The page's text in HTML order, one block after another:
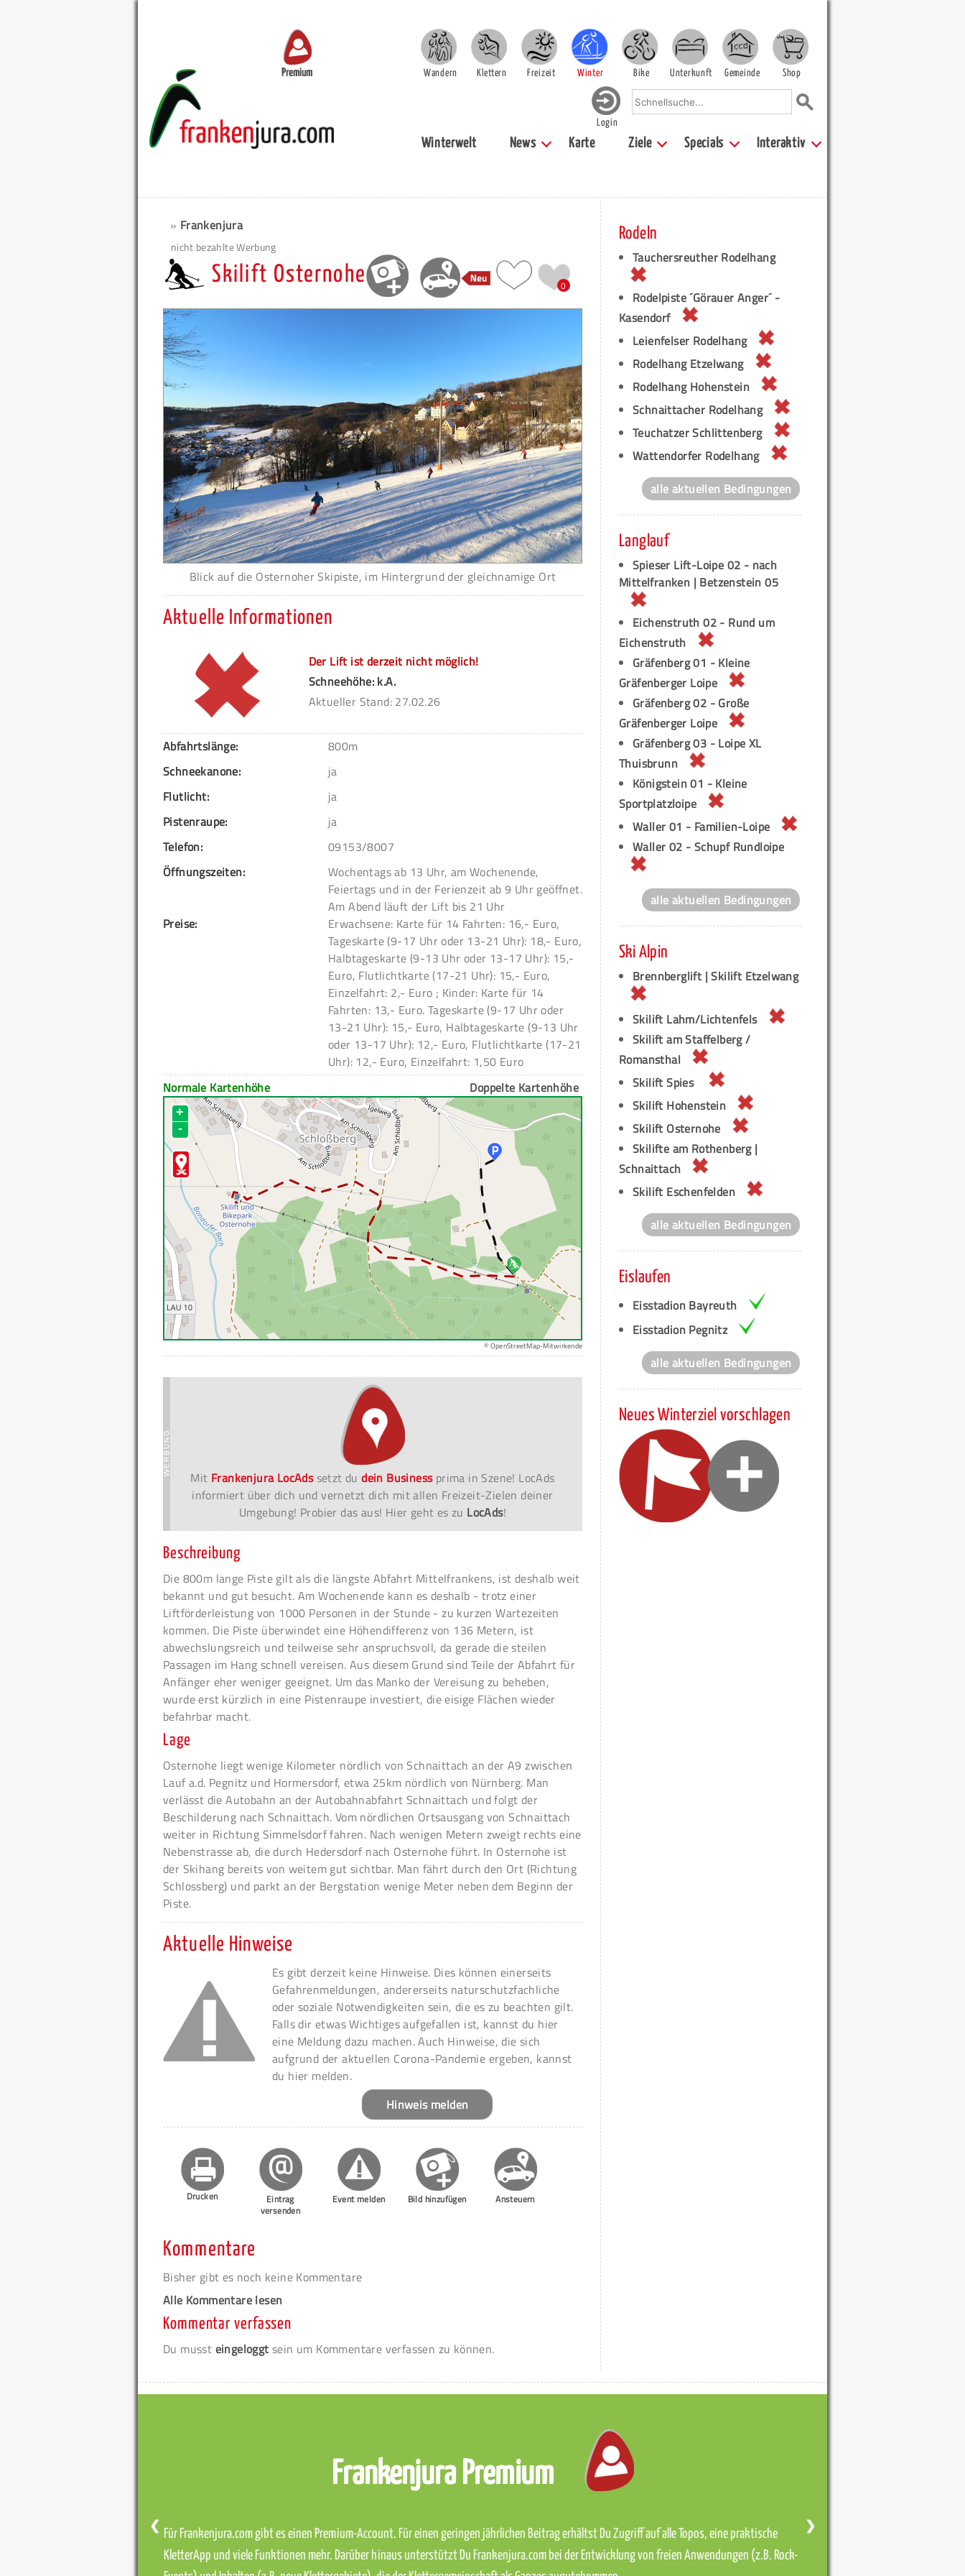
Premium Wandern Klettern Freizeit Winter Bike Unterkunft Gemeinde Shop
Login
Winterwelt News Karte Ziele Specials Interaktiv
» Frankenjura
nicht bezahlte Werbung
Skilift Osternohe 0
Blick auf die Osternoher Skipiste, im Hintergrund der gleichnamige Ort
Aktuelle Informationen
Der Lift ist derzeit nicht möglich!
Schneehöhe: k.A.
Aktueller Stand: 27.02.26
Abfahrtslänge:
800m
Schneekanone:
ja
Flutlicht:
ja
Pistenraupe:
ja
Telefon:
09153/8007
Öffnungszeiten:
Wochentags ab 13 Uhr, am Wochenende,
Feiertags und in der Ferienzeit ab 9 Uhr geöffnet.
Am Abend läuft der Lift bis 21 Uhr
Preise:
Erwachsene: Karte für 14 Fahrten: 16,- Euro,
Tageskarte (9-17 Uhr oder 13-21 Uhr): 18,- Euro,
Halbtageskarte (9-13 Uhr oder 13-17 Uhr): 15,-
Euro, Flutlichtkarte (17-21 Uhr): 15,- Euro,
Einzelfahrt: 2,- Euro ; Kinder: Karte für 14
Fahrten: 13,- Euro. Tageskarte (9-17 Uhr oder
13-21 Uhr): 15,- Euro, Halbtageskarte (9-13 Uhr
oder 13-17 Uhr): 12,- Euro, Flutlichtkarte (17-21
Uhr): 12,- Euro, Einzelfahrt: 1,50 Euro
Normale Kartenhöhe
Doppelte Kartenhöhe
+
-
© OpenStreetMap-Mitwirkende
Mit Frankenjura LocAdssetzt dudein Businessprima in Szene! LocAds
informiert über dich und vernetzt dich mit allen Freizeit-Zielen deiner
Umgebung! Probier das aus! Hier geht es zu LocAds!
Beschreibung
Die 800m lange Piste gilt als die längste Abfahrt Mittelfrankens, ist deshalb weit
bekannt und gut besucht. Am Wochenende kann es deshalb - trotz einer
Liftförderleistung von 1000 Personen in der Stunde - zu kurzen Wartezeiten
kommen. Die Piste überwindet eine Höhendifferenz von 136 Metern, ist
abwechslungsreich und teilweise sehr anspruchsvoll, da gerade die steilen
Passagen im Hang schnell vereisen. Aus diesem Grund sind Teile der Abfahrt für
Anfänger eher weniger geeignet. Um das Manko der Vereisung zu beheben,
wurde erst kürzlich in eine Pistenraupe investiert, die eisige Flächen wieder
befahrbar macht.
Lage
Osternohe liegt wenige Kilometer nördlich von Schnaittach an der A9 zwischen
Lauf a.d. Pegnitz und Hormersdorf, etwa 25km nördlich von Nürnberg. Man
verlässt die Autobahn an der Autobahnabfahrt Schnaittach und folgt der
Beschilderung nach Schnaittach. Vom nördlichen Ortsausgang von Schnaittach
weiter in Richtung Simmelsdorf fahren. Nach wenigen Metern zweigt rechts eine
Nebenstrasse ab, die durch Hedersdorf nach Osternohe führt. In Osternohe ist
der Skihang bereits von weitem gut sichtbar. Man fährt durch den Ort (Richtung
Schlossberg) und parkt an der Bergstation wenige Meter neben dem Beginn der
Piste.
Aktuelle Hinweise
Es gibt derzeit keine Hinweise. Dies können einerseits
Gefahrenmeldungen, andererseits naturschutzfachliche
oder soziale Notwendigkeiten sein, die es zu beachten gilt.
Falls dir etwas Wichtiges aufgefallen ist, kannst du hier
eine Meldung dazu machen. Auch Hinweise, die sich
aufgrund der aktuellen Corona-Pandemie ergeben, kannst
du hier melden.
Hinweis melden
Drucken
Eintrag
versenden
Event melden Bild hinzufügen Ansteuern
Kommentare
Bisher gibt es noch keine Kommentare
Alle Kommentare lesen
Kommentar verfassen
Du musst eingeloggt sein um Kommentare verfassen zu können.
Rodeln
Tauchersreuther Rodelhang
Rodelpiste ´Görauer Anger´ -
Kasendorf
Leienfelser Rodelhang
Rodelhang Etzelwang
Rodelhang Hohenstein
Schnaittacher Rodelhang
Teuchatzer Schlittenberg
Wattendorfer Rodelhang
alle aktuellen Bedingungen
Langlauf
Spieser Lift-Loipe 02 - nach
Mittelfranken | Betzenstein 05
Eichenstruth 02 - Rund um
Eichenstruth
Gräfenberg 01 - Kleine
Gräfenberger Loipe
Gräfenberg 02 - Große
Gräfenberger Loipe
Gräfenberg 03 - Loipe XL
Thuisbrunn
Königstein 01 - Kleine
Sportplatzloipe
Waller 01 - Familien-Loipe
Waller 02 - Schupf Rundloipe
alle aktuellen Bedingungen
Ski Alpin
Brennberglift | Skilift Etzelwang
Skilift Lahm/Lichtenfels
Skilift am Staffelberg /
Romansthal
Skilift Spies
Skilift Hohenstein
Skilift Osternohe
Skilifte am Rothenberg |
Schnaittach
Skilift Eschenfelden
alle aktuellen Bedingungen
Eislaufen
Eisstadion Bayreuth
Eisstadion Pegnitz
alle aktuellen Bedingungen
Neues Winterziel vorschlagen
Frankenjura Premium
Für Frankenjura.com gibt es einen Premium-Account. Für einen geringen jährlichen Beitrag erhältst Du Zugriff auf alle Topos, eine praktische
KletterApp und viele Funktionen mehr. Darüber hinaus unterstützt Du Frankenjura.com bei der Entwicklung von freien Anwendungen (z.B. Rock-
❮ ❯